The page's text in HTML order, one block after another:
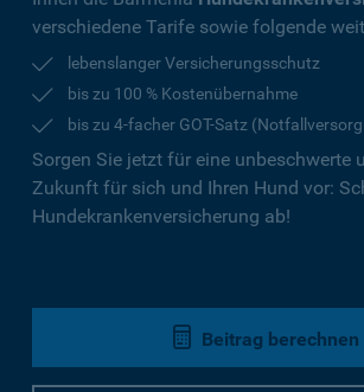
verschiedene Tarife sowie folgende
lebenslanger Versicherungsschutz
bis zu 100 % Kostenübernahme
bis zu 4-facher GOT-Satz
Sorgen Sie jetzt für eine unbeschwerte
Zukunft für sich und Ihren Hund vor:
Hundekrankenversicherung ab!
Beitrag berechnen